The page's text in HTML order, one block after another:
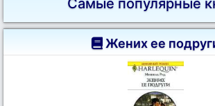
Самые популярные
Жених ее